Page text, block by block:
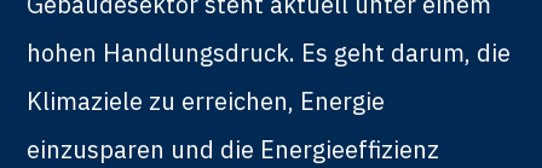
hohen Handlungsdruck. Es geht darum, die
Klimaziele zu erreichen, Energie
einzusparen und die Energieeffizienz